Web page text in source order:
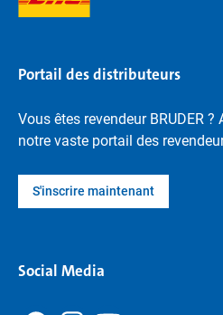
Portail des distributeurs
Vous êtes revendeur BRUDER
notre vaste portail des
S'inscrire maintenant
Social Media